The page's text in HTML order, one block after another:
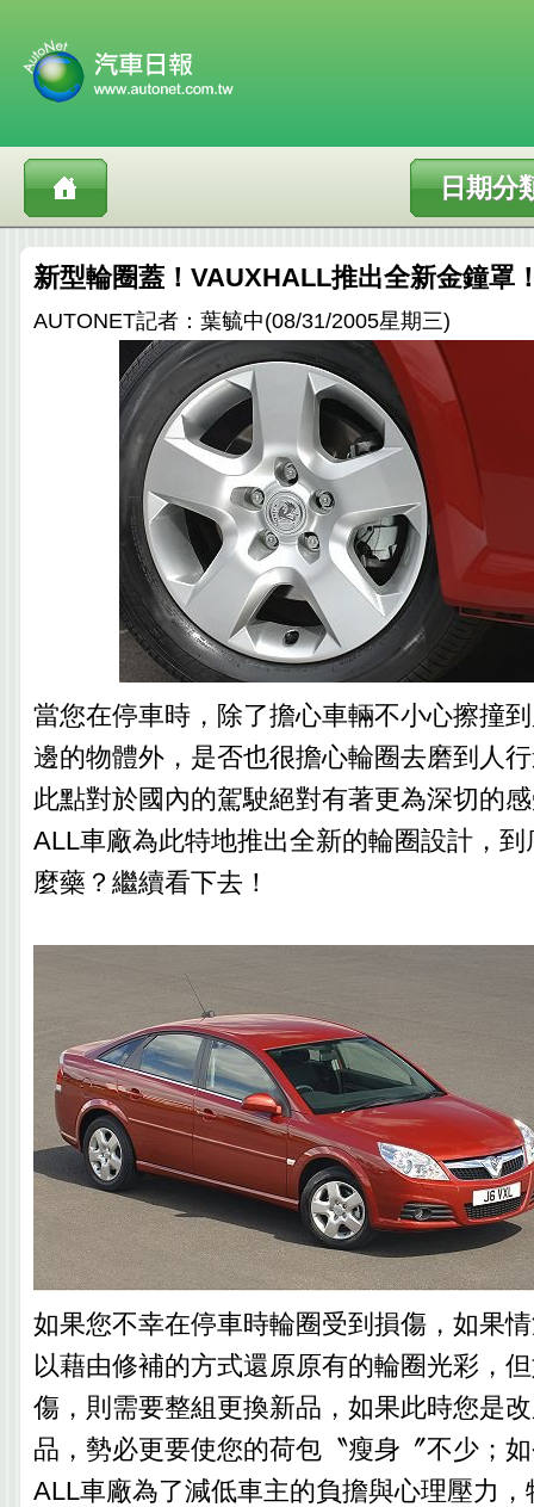
日期分
新型輪圈蓋！VAUXHALL推出全新金鐘罩
AUTONET記者：葉毓中(08/31/2005星期三)
當您在停車時，除了擔心車輛不小心擦撞
邊的物體外，是否也很擔心輪圈去磨到人
此點對於國內的駕駛絕對有著更為深切的
ALL車廠為此特地推出全新的輪圈設計，
麼藥？繼續看下去！
如果您不幸在停車時輪圈受到損傷，如果
以藉由修補的方式還原原有的輪圈光彩，
傷，則需要整組更換新品，如果此時您是
品，勢必更要使您的荷包〝瘦身〞不少；
ALL車廠為了減低車主的負擔與心理壓力